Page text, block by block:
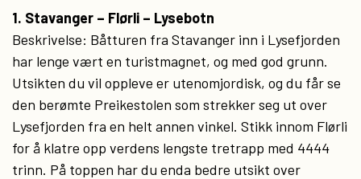
1. Stavanger – Flørli – Lysebotn
Beskrivelse: Båtturen fra Stavanger inn i Lysefjorden
har lenge vært en turistmagnet, og med god grunn.
Utsikten du vil oppleve er utenomjordisk, og du får se
den berømte Preikestolen som strekker seg ut over
Lysefjorden fra en helt annen vinkel. Stikk innom Flørli
for å klatre opp verdens lengste tretrapp med 4444
trinn. På toppen har du enda bedre utsikt over